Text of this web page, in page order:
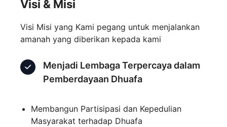
Visi & Misi
Visi Misi yang Kami pegang untuk menjalankan
amanah yang diberikan kepada kami
Menjadi Lembaga Terpercaya dalam
Pemberdayaan Dhuafa
Membangun Partisipasi dan Kepedulian
Masyarakat terhadap Dhuafa